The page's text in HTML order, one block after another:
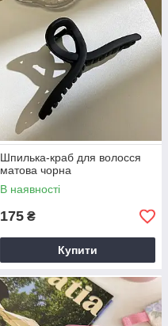
Шпилька-краб для волосся
матова чорна
В наявності
175 ₴
Купити